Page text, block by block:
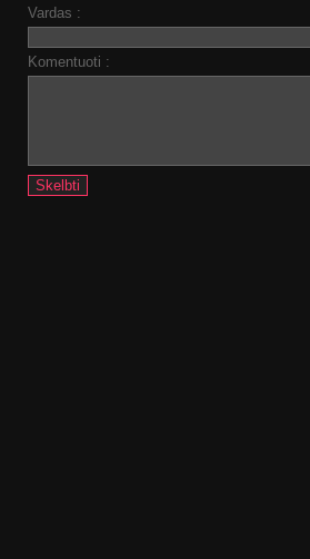
Vardas :
Komentuoti :